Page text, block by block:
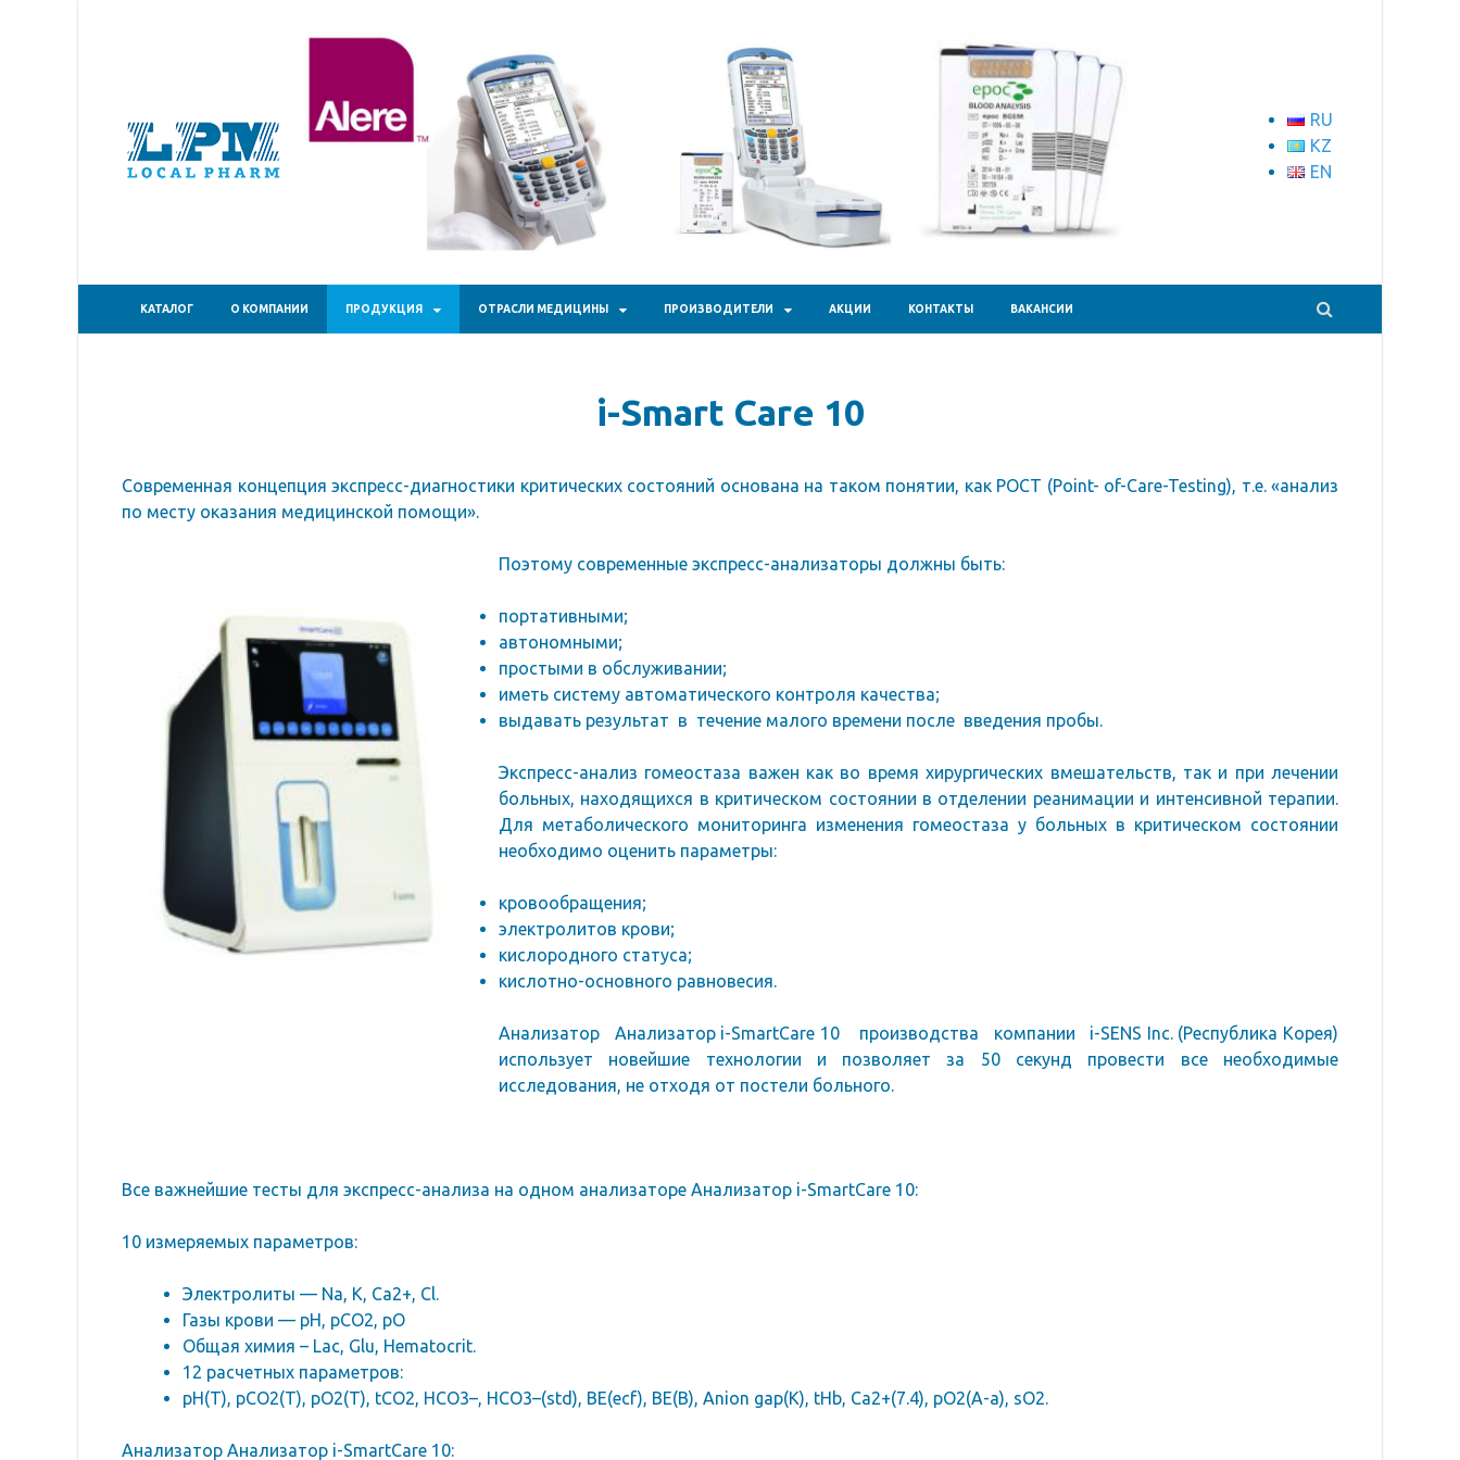
RU
KZ
EN
ТОО "Локал Фарм"
КАТАЛОГ О КОМПАНИИ ПРОДУКЦИЯ ОТРАСЛИ МЕДИЦИНЫ ПРОИЗВОДИТЕЛИ АКЦИИ КОНТАКТЫ ВАКАНСИИ
i-Smart Care 10
Современная концепция экспресс-диагностики критических состояний основана на таком понятии, как POCT (Point- of-Care-Testing), т.е. «анализ
по месту оказания медицинской помощи».
Поэтому современные экспресс-анализаторы должны быть:
портативными;
автономными;
простыми в обслуживании;
иметь систему автоматического контроля качества;
выдавать результат в течение малого времени после введения пробы.
Экспресс-анализ гомеостаза важен как во время хирургических вмешательств, так и при лечении
больных, находящихся в критическом состоянии в отделении реанимации и интенсивной терапии.
Для метаболического мониторинга изменения гомеостаза у больных в критическом состоянии
необходимо оценить параметры:
кровообращения;
электролитов крови;
кислородного статуса;
кислотно-основного равновесия.
Анализатор Анализатор i-SmartCare 10 производства компании i-SENS Inc. (Республика Корея)
использует новейшие технологии и позволяет за 50 секунд провести все необходимые
исследования, не отходя от постели больного.
Все важнейшие тесты для экспресс-анализа на одном анализаторе Анализатор i-SmartCare 10:
10 измеряемых параметров:
Электролиты — Na, K, Ca2+, Cl.
Газы крови — pH, pCO2, pO
Общая химия – Lac, Glu, Hematocrit.
12 расчетных параметров:
pH(T), pCO2(T), pO2(T), tCO2, HCO3–, HCO3–(std), BE(ecf), BE(B), Anion gap(K), tHb, Ca2+(7.4), pO2(A-a), sO2.
Анализатор Анализатор i-SmartCare 10: